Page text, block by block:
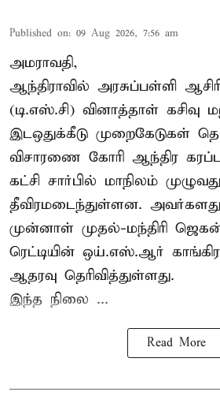
Published on: 09 Aug 2026, 7:56 am
அமராவதி,
ஆந்திராவில் அரசுப்பள்ளி
(டி.எஸ்.சி) வினாத்தாள் கசிவு
இடஒதுக்கீடு முறைகேடுகள்
விசாரணை கோரி ஆந்திர
கட்சி சார்பில் மாநிலம்
தீவிரமடைந்துள்ளன. அவர்களது
முன்னாள் முதல்-மந்திரி
ரெட்டியின் ஒய்.எஸ்.ஆர்
ஆதரவு தெரிவித்துள்ளது.
இந்த நிலை ...
Read More